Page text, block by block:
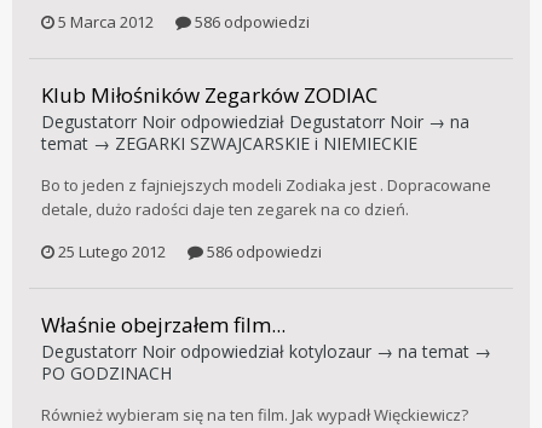
5 Marca 2012
586 odpowiedzi
Klub Miłośników Zegarków ZODIAC
Degustatorr Noir odpowiedział Degustatorr Noir → na
temat → ZEGARKI SZWAJCARSKIE i NIEMIECKIE
Bo to jeden z fajniejszych modeli Zodiaka jest . Dopracowane
detale, dużo radości daje ten zegarek na co dzień.
25 Lutego 2012
586 odpowiedzi
Właśnie obejrzałem film...
Degustatorr Noir odpowiedział kotylozaur → na temat →
PO GODZINACH
Również wybieram się na ten film. Jak wypadł Więckiewicz?